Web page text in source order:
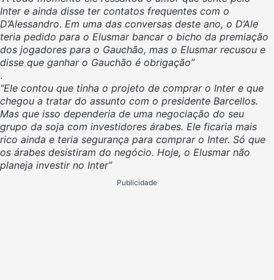
Inter e ainda disse ter contatos frequentes com o
D’Alessandro. Em uma das conversas deste ano, o D’Ale
teria pedido para o Elusmar bancar o bicho da premiação
dos jogadores para o Gauchão, mas o Elusmar recusou e
disse que ganhar o Gauchão é obrigação”
.
“Ele contou que tinha o projeto de comprar o Inter e que
chegou a tratar do assunto com o presidente Barcellos.
Mas que isso dependeria de uma negociação do seu
grupo da soja com investidores árabes. Ele ficaria mais
rico ainda e teria segurança para comprar o Inter. Só que
os árabes desistiram do negócio. Hoje, o Elusmar não
planeja investir no Inter”
Publicidade